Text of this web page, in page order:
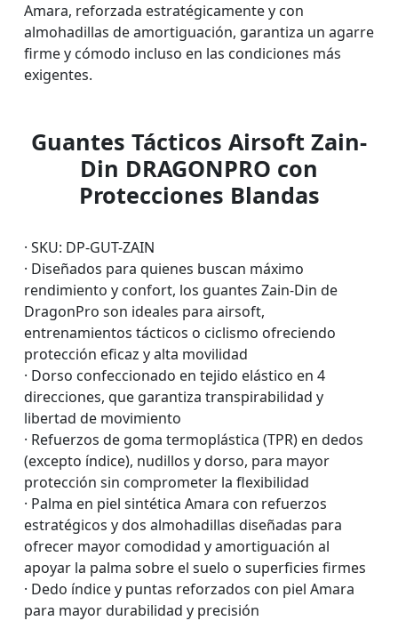
Amara, reforzada estratégicamente y con
almohadillas de amortiguación, garantiza un agarre
firme y cómodo incluso en las condiciones más
exigentes.
Guantes Tácticos Airsoft Zain-
Din DRAGONPRO con
Protecciones Blandas
· SKU: DP-GUT-ZAIN
· Diseñados para quienes buscan máximo
rendimiento y confort, los guantes Zain-Din de
DragonPro son ideales para airsoft,
entrenamientos tácticos o ciclismo ofreciendo
protección eficaz y alta movilidad
· Dorso confeccionado en tejido elástico en 4
direcciones, que garantiza transpirabilidad y
libertad de movimiento
· Refuerzos de goma termoplástica (TPR) en dedos
(excepto índice), nudillos y dorso, para mayor
protección sin comprometer la flexibilidad
· Palma en piel sintética Amara con refuerzos
estratégicos y dos almohadillas diseñadas para
ofrecer mayor comodidad y amortiguación al
apoyar la palma sobre el suelo o superficies firmes
· Dedo índice y puntas reforzados con piel Amara
para mayor durabilidad y precisión